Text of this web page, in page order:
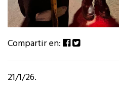
Compartir en:
21/1/26.